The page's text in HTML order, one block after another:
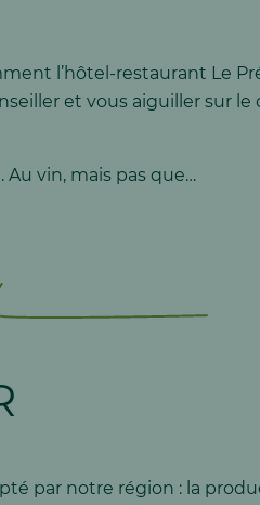
l’hôtel-restaurant Le
et vous aiguiller sur le
vin, mais pas que…
par notre région : la